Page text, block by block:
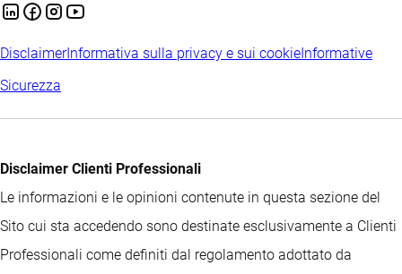
DisclaimerInformativa sulla privacy e sui cookie Informative
Sicurezza
Disclaimer Clienti Professionali
Le informazioni e le opinioni contenute in questa sezione del
Sito cui sta accedendo sono destinate esclusivamente a Clienti
Professionali come definiti dal regolamento adottato da